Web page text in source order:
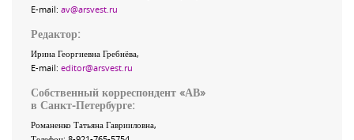
E-mail: av@arsvest.ru
Редактор:
Ирина Георгиевна Гребнёва,
E-mail: editor@arsvest.ru
Собственный корреспондент «АВ»
в Санкт-Петербурге:
Романенко Татьяна Гаврииловна,